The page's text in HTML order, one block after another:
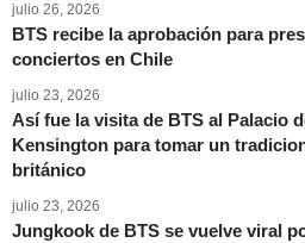
julio 26, 2026
BTS recibe la aprobación para
conciertos en Chile
julio 23, 2026
Así fue la visita de BTS al Palacio
Kensington para tomar un
británico
julio 23, 2026
Jungkook de BTS se vuelve viral